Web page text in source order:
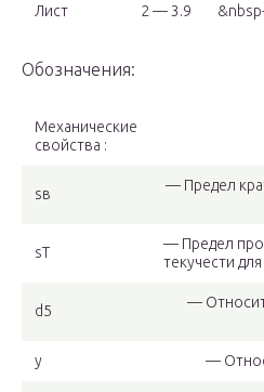
Лист 2 — 3.9
Обозначения:
Механические
свойства :
sв
— Предел
sT
— Предел
текучести
d5
—
y —